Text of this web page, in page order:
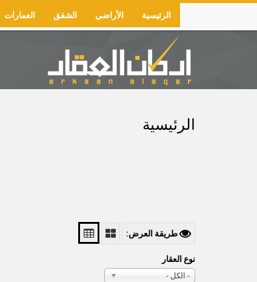
Skip
main
Main
navigation
العمارات الشقق الأراضي الرئيسية
الرئيسية
طريقة العرض:
نوع العقار
- الكل -